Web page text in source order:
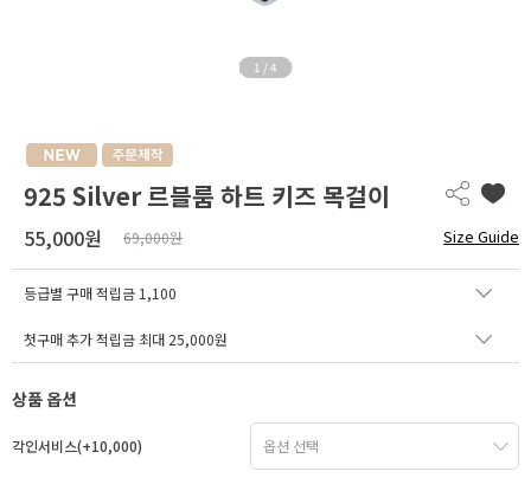
1 /4
925 Silver 르블룸 하트 키즈 목걸이
55,000원 69,000원 Size Guide
등급별 구매 적립금 1,100
첫구매 추가 적립금 최대 25,000원
상품 옵션
각인서비스(+10,000)